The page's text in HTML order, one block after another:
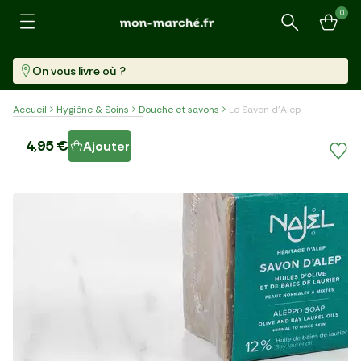
Recherche
0
On vous livre où ?
Accueil Hygiène & Soins Douche et savons Le Savon d'Alep
Le Savon d'Alep
4,95 € Ajouter